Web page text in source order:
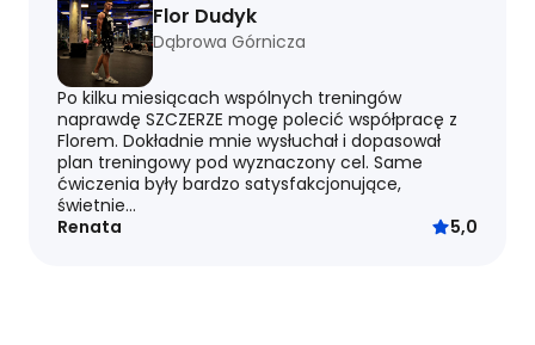
Flor Dudyk
Dąbrowa Górnicza
Po kilku miesiącach wspólnych treningów
naprawdę SZCZERZE mogę polecić współpracę z
Florem. Dokładnie mnie wysłuchał i dopasował
plan treningowy pod wyznaczony cel. Same
ćwiczenia były bardzo satysfakcjonujące,
świetnie...
Renata
5,0